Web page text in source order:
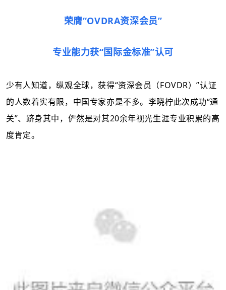
荣膺“OVDRA资深会员”
专业能力获“国际金标准”认可
少有人知道，纵观全球，获得“资深会员（FOVDR）”认证
的人数着实有限，中国专家亦是不多。李晓柠此次成功“通
关”、跻身其中，俨然是对其20余年视光生涯专业积累的高
度肯定。